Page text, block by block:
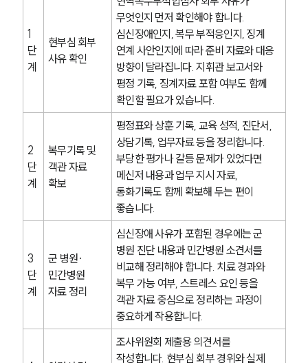
군전문변호사
소식/자료
언론보도
공지사항
법률 블로그
법률서식
뉴스레터/브로슈어
세미나
대륜법률상담예약
대륜법률상담예약
1
단
계
현부심 회부
사유 확인
무엇인지 먼저 확인해야 합니다.
심신장애인지, 복무 부적응인지, 징계
연계 사안인지에 따라 준비 자료와 대응
방향이 달라집니다. 지휘관 보고서와
평정 기록, 징계자료 포함 여부도 함께
확인할 필요가 있습니다.
2
단
계
복무기록 및
객관 자료
확보
평정표와 상훈 기록, 교육 성적, 진단서,
상담기록, 업무자료 등을 정리합니다.
부당한 평가나 갈등 문제가 있었다면
메신저 내용과 업무 지시 자료,
통화기록도 함께 확보해 두는 편이
좋습니다.
3
단
계
군 병원·
민간병원
자료 정리
심신장애 사유가 포함된 경우에는 군
병원 진단 내용과 민간병원 소견서를
비교해 정리해야 합니다. 치료 경과와
복무 가능 여부, 스트레스 요인 등을
객관 자료 중심으로 정리하는 과정이
중요하게 작용합니다.
조사위원회 제출용 의견서를
작성합니다. 현부심 회부 경위와 실제